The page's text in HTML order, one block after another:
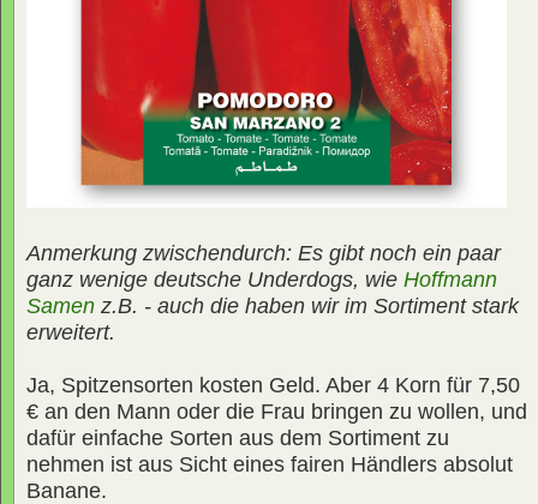
Anmerkung zwischendurch: Es gibt noch ein paar
ganz wenige deutsche Underdogs, wie Hoffmann
Samen z.B. - auch die haben wir im Sortiment stark
erweitert.
Ja, Spitzensorten kosten Geld. Aber 4 Korn für 7,50
€ an den Mann oder die Frau bringen zu wollen, und
dafür einfache Sorten aus dem Sortiment zu
nehmen ist aus Sicht eines fairen Händlers absolut
Banane.